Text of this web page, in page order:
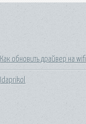
Как обновить драйвер на wifi
Idaprikol